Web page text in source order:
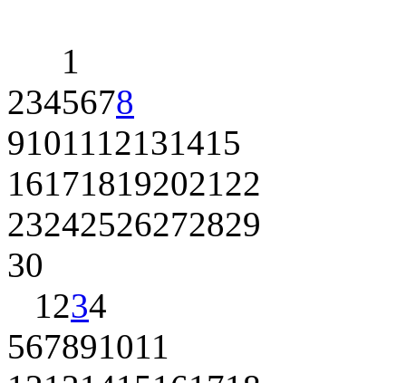
1
2345678
9101112131415
16171819202122
23242526272829
30
1234
567891011